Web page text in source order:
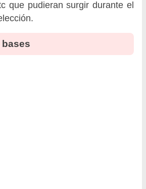
que pudieran surgir durante el